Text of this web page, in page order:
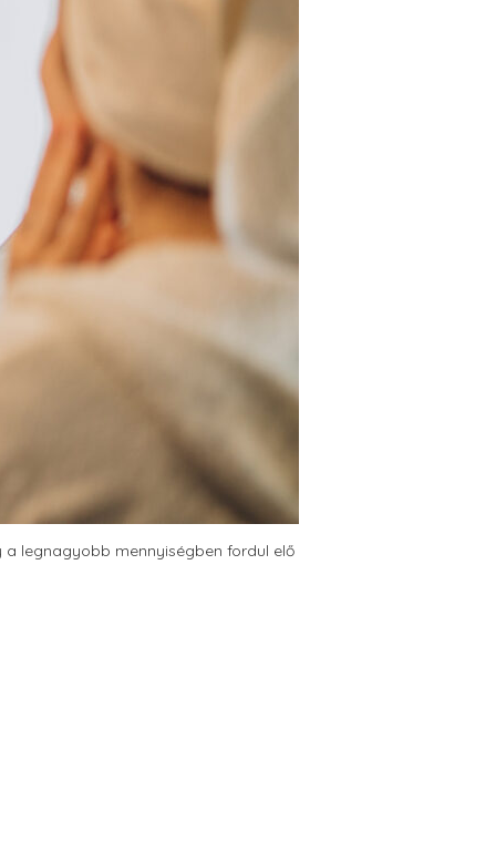
a legnagyobb mennyiségben fordul elő